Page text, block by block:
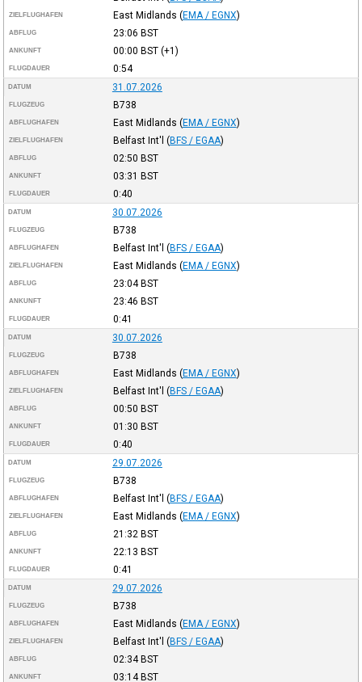
ZIELFLUGHAFEN East Midlands (EMA / EGNX)
ABFLUG 23:06 BST
ANKUNFT 00:00 BST(+1)
FLUGDAUER 0:54
DATUM 31.07.2026
FLUGZEUG B738
ABFLUGHAFEN East Midlands (EMA / EGNX)
ZIELFLUGHAFEN Belfast Int'l (BFS / EGAA)
ABFLUG 02:50 BST
ANKUNFT 03:31 BST
FLUGDAUER 0:40
DATUM 30.07.2026
FLUGZEUG B738
ABFLUGHAFEN Belfast Int'l (BFS / EGAA)
ZIELFLUGHAFEN East Midlands (EMA / EGNX)
ABFLUG 23:04BST
ANKUNFT 23:46 BST
FLUGDAUER 0:41
DATUM 30.07.2026
FLUGZEUG B738
ABFLUGHAFEN East Midlands (EMA / EGNX)
ZIELFLUGHAFEN Belfast Int'l (BFS / EGAA)
ABFLUG 00:50 BST
ANKUNFT 01:30 BST
FLUGDAUER 0:40
DATUM 29.07.2026
FLUGZEUG B738
ABFLUGHAFEN Belfast Int'l (BFS / EGAA)
ZIELFLUGHAFEN East Midlands (EMA / EGNX)
ABFLUG 21:32 BST
ANKUNFT 22:13 BST
FLUGDAUER 0:41
DATUM 29.07.2026
FLUGZEUG B738
ABFLUGHAFEN East Midlands (EMA / EGNX)
ZIELFLUGHAFEN Belfast Int'l (BFS / EGAA)
ABFLUG 02:34BST
ANKUNFT 03:14BST